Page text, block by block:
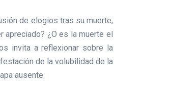
de elogios tras su muerte,
¿O es la muerte el
invita a reflexionar sobre la
de la volubilidad de la
ausente.